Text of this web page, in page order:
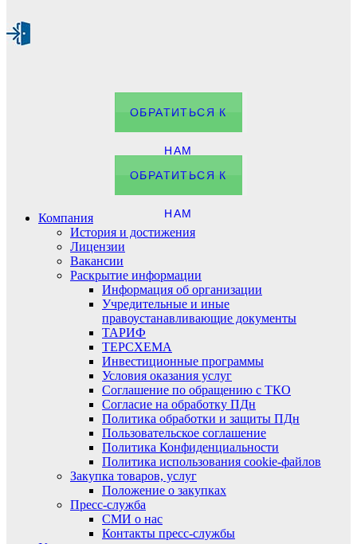
ОБРАТИТЬСЯ К
НАМ
ОБРАТИТЬСЯ К
НАМ
Компания
История и достижения
Лицензии
Вакансии
Раскрытие информации
Информация об организации
Учредительные и иные
правоустанавливающие документы
ТАРИФ
ТЕРСХЕМА
Инвестиционные программы
Условия оказания услуг
Соглашение по обращению с ТКО
Согласие на обработку ПДн
Политика обработки и защиты ПДн
Пользовательское соглашение
Политика Конфиденциальности
Политика использования cookie-файлов
Закупка товаров, услуг
Положение о закупках
Пресс-служба
СМИ о нас
Контакты пресс-службы